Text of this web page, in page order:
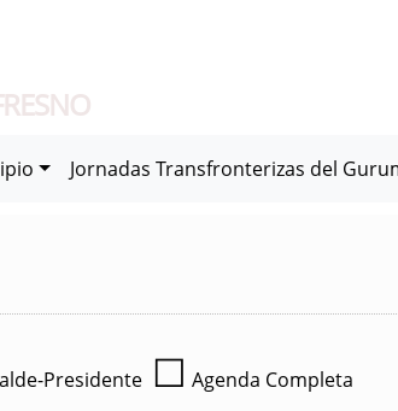
Jornadas Transfronterizas del
Presidente ☐ Agenda Completa